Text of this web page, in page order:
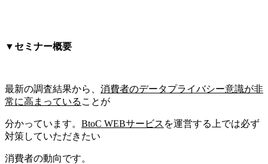
▼セミナー概要
最新の調査結果から、 消費者のデータプライバシー意識が非
常に高まっている ことが
分かっています。 BtoC WEBサービス を運営する上では必ず
対策していただきたい
消費者の動向です。